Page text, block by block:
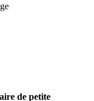
de petite